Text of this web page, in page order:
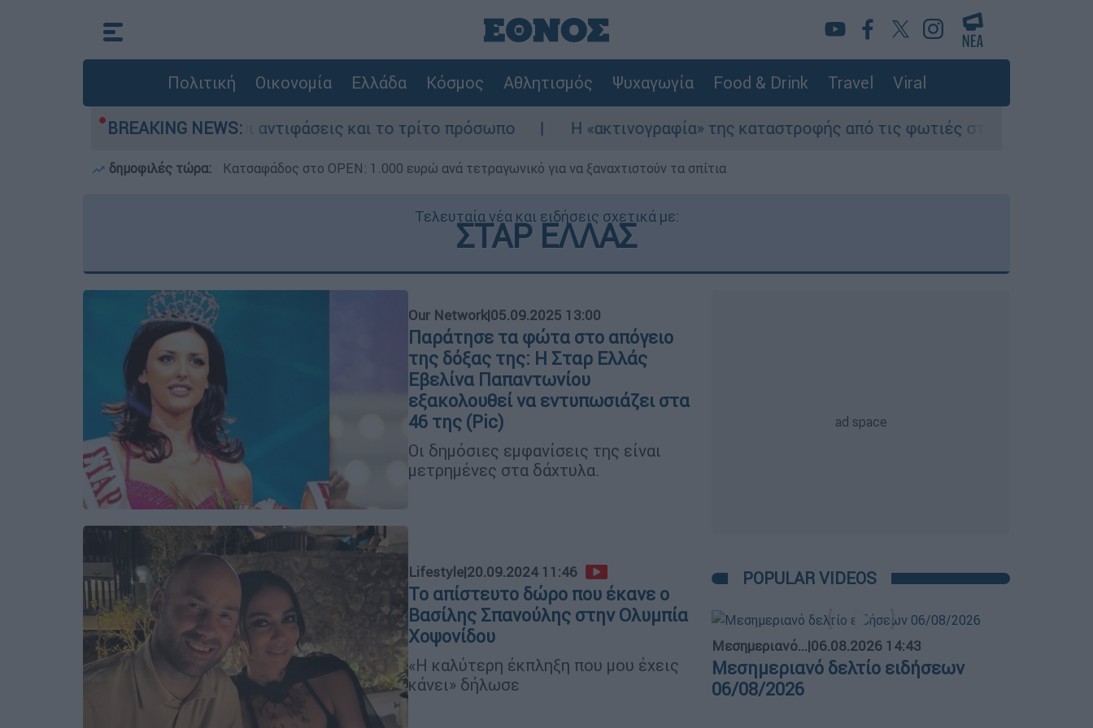
Πολιτική Οικονομία Ελλάδα Κόσμος Αθλητισμός Ψυχαγωγία Food & Drink Travel Viral
BREAKING NEWS:
στην Κυψέλη: Οι αντιφάσεις και το τρίτο πρόσωπο Η «ακτινογραφία» της καταστροφής από τις φωτιές στη Δυτική Αττική - Οι
δημοφιλές τώρα: Κατσαφάδος στο OPEN: 1.000 ευρώ ανά τετραγωνικό για να ξαναχτιστούν τα σπίτια
Τελευταία νέα και ειδήσεις σχετικά με:
ΣΤΑΡ ΕΛΛΑΣ
Our Network|05.09.2025 13:00
Παράτησε τα φώτα στο απόγειο
της δόξας της: Η Σταρ Ελλάς
Εβελίνα Παπαντωνίου
εξακολουθεί να εντυπωσιάζει στα
46 της (Pic)
Οι δημόσιες εμφανίσεις της είναι
μετρημένες στα δάχτυλα.
Lifestyle|20.09.2024 11:46
Το απίστευτο δώρο που έκανε ο
Βασίλης Σπανούλης στην Ολυμπία
Χοψονίδου
«Η καλύτερη έκπληξη που μου έχεις
κάνει» δήλωσε
POPULAR VIDEOS
Μεσημεριανό...|06.08.2026 14:43
Μεσημεριανό δελτίο ειδήσεων
06/08/2026